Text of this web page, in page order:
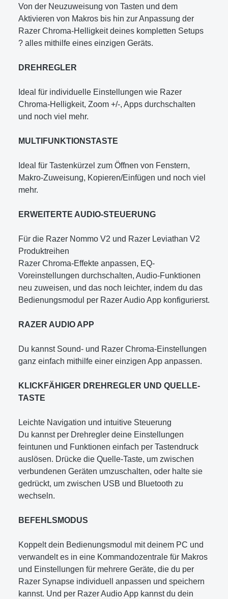
Von der Neuzuweisung von Tasten und dem
Aktivieren von Makros bis hin zur Anpassung der
Razer Chroma-Helligkeit deines kompletten Setups
? alles mithilfe eines einzigen Geräts.
DREHREGLER
Ideal für individuelle Einstellungen wie Razer
Chroma-Helligkeit, Zoom +/-, Apps durchschalten
und noch viel mehr.
MULTIFUNKTIONSTASTE
Ideal für Tastenkürzel zum Öffnen von Fenstern,
Makro-Zuweisung, Kopieren/Einfügen und noch viel
mehr.
ERWEITERTE AUDIO-STEUERUNG
Für die Razer Nommo V2 und Razer Leviathan V2
Produktreihen
Razer Chroma-Effekte anpassen, EQ-
Voreinstellungen durchschalten, Audio-Funktionen
neu zuweisen, und das noch leichter, indem du das
Bedienungsmodul per Razer Audio App konfigurierst.
RAZER AUDIO APP
Du kannst Sound- und Razer Chroma-Einstellungen
ganz einfach mithilfe einer einzigen App anpassen.
KLICKFÄHIGER DREHREGLER UND QUELLE-
TASTE
Leichte Navigation und intuitive Steuerung
Du kannst per Drehregler deine Einstellungen
feintunen und Funktionen einfach per Tastendruck
auslösen. Drücke die Quelle-Taste, um zwischen
verbundenen Geräten umzuschalten, oder halte sie
gedrückt, um zwischen USB und Bluetooth zu
wechseln.
BEFEHLSMODUS
Koppelt dein Bedienungsmodul mit deinem PC und
verwandelt es in eine Kommandozentrale für Makros
und Einstellungen für mehrere Geräte, die du per
Razer Synapse individuell anpassen und speichern
kannst. Und per Razer Audio App kannst du dein